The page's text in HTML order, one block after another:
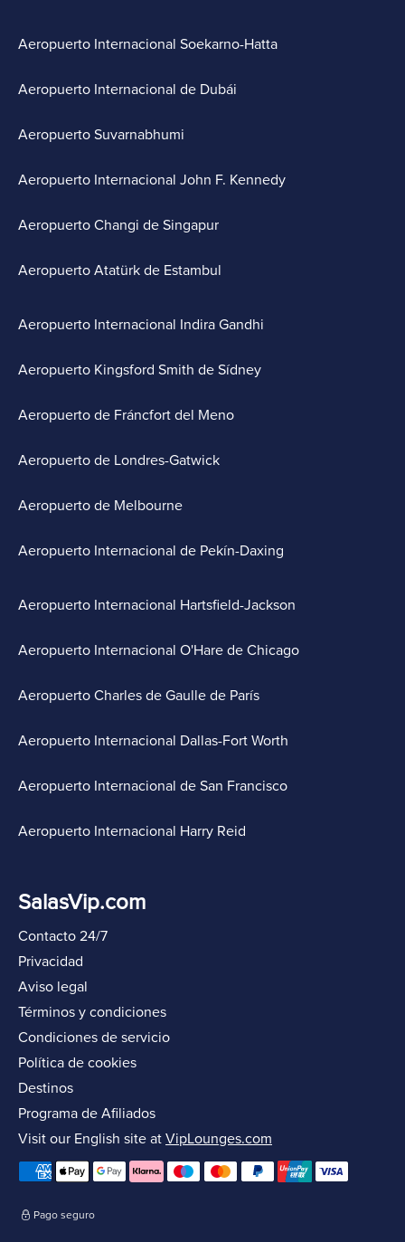
Aeropuerto Internacional Soekarno-Hatta
Aeropuerto Internacional de Dubái
Aeropuerto Suvarnabhumi
Aeropuerto Internacional John F. Kennedy
Aeropuerto Changi de Singapur
Aeropuerto Atatürk de Estambul
Aeropuerto Internacional Indira Gandhi
Aeropuerto Kingsford Smith de Sídney
Aeropuerto de Fráncfort del Meno
Aeropuerto de Londres-Gatwick
Aeropuerto de Melbourne
Aeropuerto Internacional de Pekín-Daxing
Aeropuerto Internacional Hartsfield-Jackson
Aeropuerto Internacional O'Hare de Chicago
Aeropuerto Charles de Gaulle de París
Aeropuerto Internacional Dallas-Fort Worth
Aeropuerto Internacional de San Francisco
Aeropuerto Internacional Harry Reid
SalasVip.com
Contacto 24/7
Privacidad
Aviso legal
Términos y condiciones
Condiciones de servicio
Política de cookies
Destinos
Programa de Afiliados
Visit our English site at VipLounges.com
Pago seguro